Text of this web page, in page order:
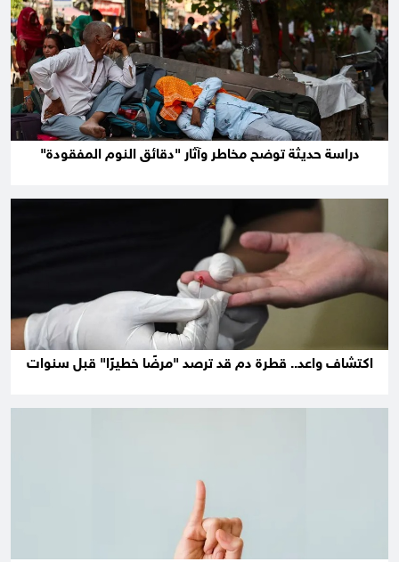
دراسة حديثة توضح مخاطر وآثار "دقائق النوم المفقودة"
اكتشاف واعد.. قطرة دم قد ترصد "مرضًا خطيرًا" قبل سنوات